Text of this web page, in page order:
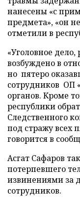
нанесены «с
предмета», «он
отметили в
«Уголовное
возбуждено в
но пятеро
сотрудников ОП
органов. Кроме
республики
Следственного
под стражу всех
говорится в
Асгат Сафаров
потерпевшего
извинениями за
сотрудников.